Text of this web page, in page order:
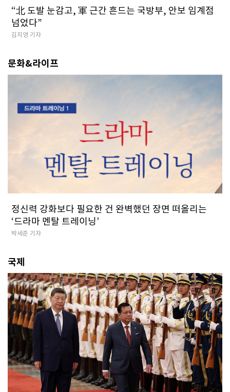
​“北 도발 눈감고, 軍 근간 흔드는 국방부, 안보 임계점
넘었다”
김지영 기자
문화&라이프
정신력 강화보다 필요한 건 완벽했던 장면 떠올리는
‘드라마 멘탈 트레이닝’
박세준 기자
국제